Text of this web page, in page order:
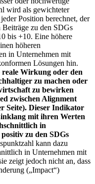
wird als gewichteter
Position berechnet, der
zu den SDGs
bis +10. Eine höhere
höheren
in Unternehmen mit
Lösungen hin.
Wirkung oder den
zu machen oder
zu bewirken
zwischen Alignment
Seite). Dieser Indikator
mit ihren Werten
in
zu den SDGs
kann dazu
in Unternehmen mit
zeigt jedoch nicht an, dass
(„Impact“)